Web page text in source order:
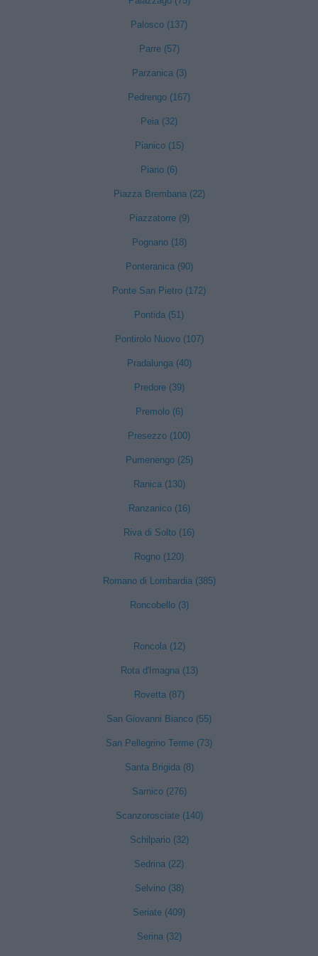
Palosco (137)
Parre (57)
Parzanica (3)
Pedrengo (167)
Peia (32)
Pianico (15)
Piario (6)
Piazza Brembana (22)
Piazzatorre (9)
Pognano (18)
Ponteranica (90)
Ponte San Pietro (172)
Pontida (51)
Pontirolo Nuovo (107)
Pradalunga (40)
Predore (39)
Premolo (6)
Presezzo (100)
Pumenengo (25)
Ranica (130)
Ranzanico (16)
Riva di Solto (16)
Rogno (120)
Romano di Lombardia (385)
Roncobello (3)
Roncola (12)
Rota d'Imagna (13)
Rovetta (87)
San Giovanni Bianco (55)
San Pellegrino Terme (73)
Santa Brigida (8)
Sarnico (276)
Scanzorosciate (140)
Schilpario (32)
Sedrina (22)
Selvino (38)
Seriate (409)
Serina (32)